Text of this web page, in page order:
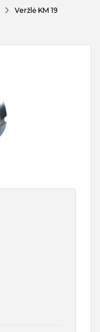
Veržlė KM 19